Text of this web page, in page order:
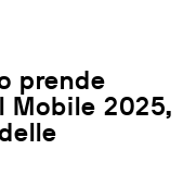
prende
Mobile 2025,